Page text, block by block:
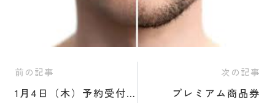
前の記事
1月4日（木）予約受付可能です
次の記事
プレミアム商品券